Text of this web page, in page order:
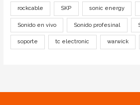
rockcable SKP sonic energy
Sonido en vivo Sonido profesinal
soporte tc electronic warwick